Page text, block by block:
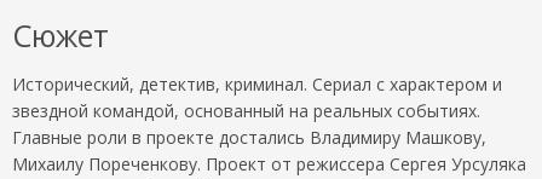
Сюжет
Исторический, детектив, криминал. Сериал с характером и
звездной командой, основанный на реальных событиях.
Главные роли в проекте достались Владимиру Машкову,
Михаилу Пореченкову. Проект от режиссера Сергея Урсуляка